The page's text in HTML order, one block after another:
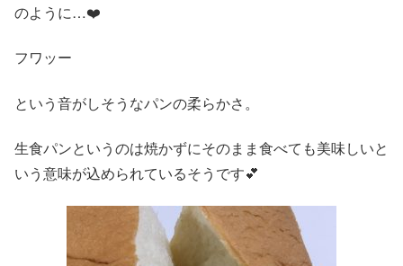
のように…❤️
フワッー
という音がしそうなパンの柔らかさ。
生食パンというのは焼かずにそのまま食べても美味しいと
いう意味が込められているそうです💕